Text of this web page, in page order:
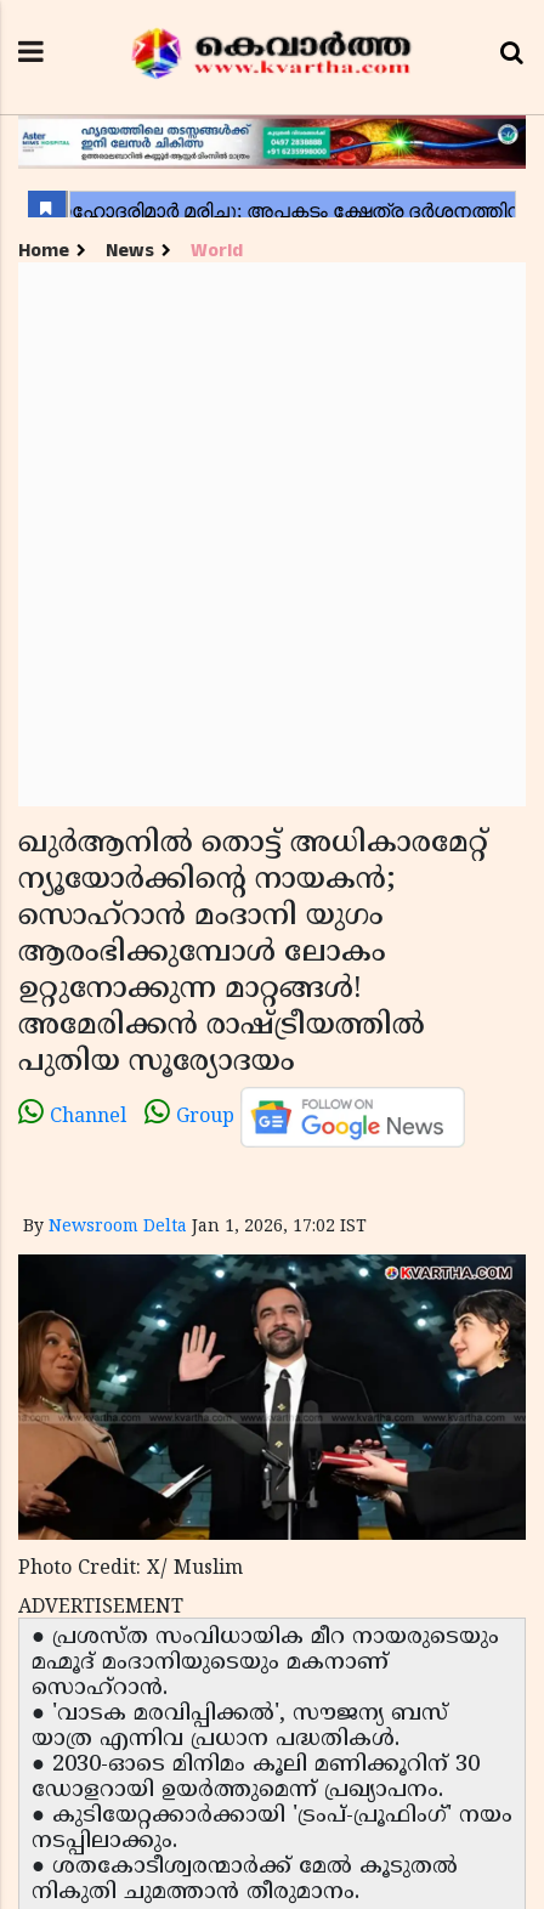
Home News World
ഖുർആനിൽ തൊട്ട് അധികാരമേറ്റ്
ന്യൂയോർക്കിന്റെ നായകൻ;
സൊഹ്‌റാൻ മംദാനി യുഗം
ആരംഭിക്കുമ്പോൾ ലോകം
ഉറ്റുനോക്കുന്ന മാറ്റങ്ങൾ!
അമേരിക്കൻ രാഷ്ട്രീയത്തിൽ
പുതിയ സൂര്യോദയം
Channel Group
By Newsroom Delta Jan 1, 2026, 17:02 IST
Photo Credit: X/ Muslim
ADVERTISEMENT
● പ്രശസ്ത സംവിധായിക മീറ നായരുടെയും
മഹ്മൂദ് മംദാനിയുടെയും മകനാണ്
സൊഹ്‌റാൻ.
● 'വാടക മരവിപ്പിക്കൽ', സൗജന്യ ബസ്
യാത്ര എന്നിവ പ്രധാന പദ്ധതികൾ.
● 2030-ഓടെ മിനിമം കൂലി മണിക്കൂറിന് 30
ഡോളറായി ഉയർത്തുമെന്ന് പ്രഖ്യാപനം.
● കുടിയേറ്റക്കാർക്കായി 'ട്രംപ്-പ്രൂഫിംഗ്' നയം
നടപ്പിലാക്കും.
● ശതകോടീശ്വരന്മാർക്ക് മേൽ കൂടുതൽ
നികുതി ചുമത്താൻ തീരുമാനം.